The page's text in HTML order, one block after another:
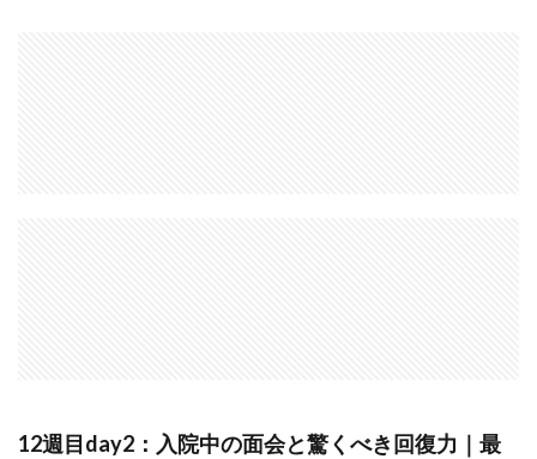
12週目day2：入院中の面会と驚くべき回復力｜最